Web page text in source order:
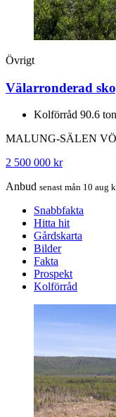
Övrigt
Välarronderad
Kolförråd 90.6
MALUNG-SÄLEN
2 500 000 kr
Anbud senast mån 10 aug
Snabbfakta
Hitta hit
Gårdskarta
Bilder
Fakta
Prospekt
Kolförråd